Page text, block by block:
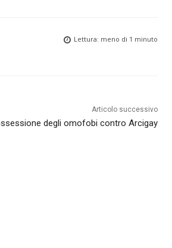
Lettura: meno di 1 minuto
Articolo successivo
degli omofobi contro Arcigay